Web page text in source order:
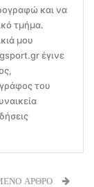
και να
τμήμα.
μου
έγινε
του
ΑΡΘΡΟ